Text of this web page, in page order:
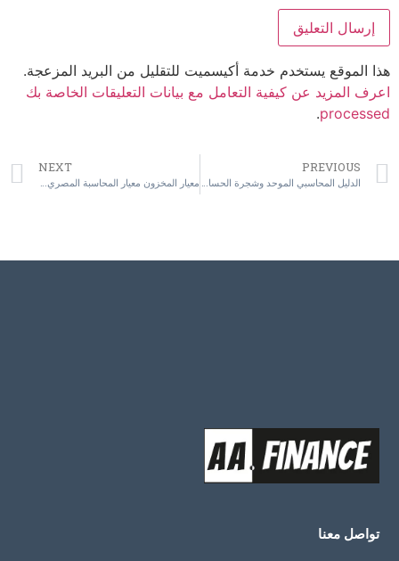
هذا الموقع يستخدم خدمة أكيسميت للتقليل من البريد المزعجة.
اعرف المزيد عن كيفية التعامل مع بيانات التعليقات الخاصة بك
processed
.
PREVIOUS
NEXT
تواصل معنا